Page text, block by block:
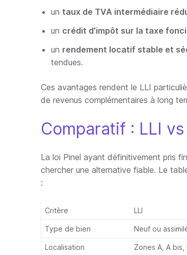
un taux de TVA intermédiaire
un crédit d’impôt sur la taxe
un rendement locatif stable et
tendues.
Ces avantages rendent le LLI
de revenus complémentaires à long
Comparatif : LLI
La loi Pinel ayant définitivement pris
chercher une alternative fiable. Le
:
Critère LLI
Type de bien Neuf ou
Localisation Zones A, A bis,